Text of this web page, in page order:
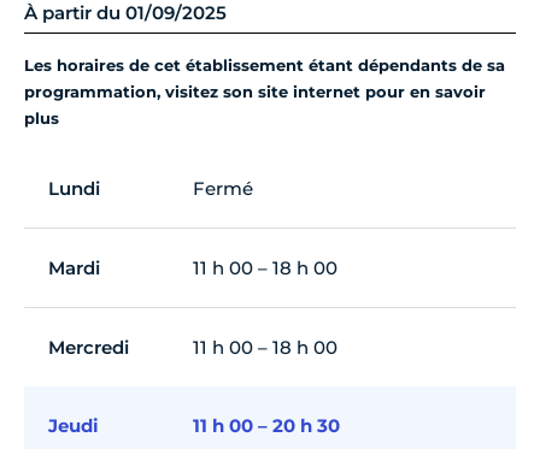
À partir du 01/09/2025
Les horaires de cet établissement étant dépendants de sa
programmation, visitez son site internet pour en savoir
plus
Lundi Fermé
Mardi 11 h 00 – 18 h 00
Mercredi 11 h 00 – 18 h 00
Jeudi 11 h 00 – 20 h 30